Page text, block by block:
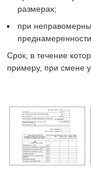
размерах;
при
Срок, в течение
примеру, при смене